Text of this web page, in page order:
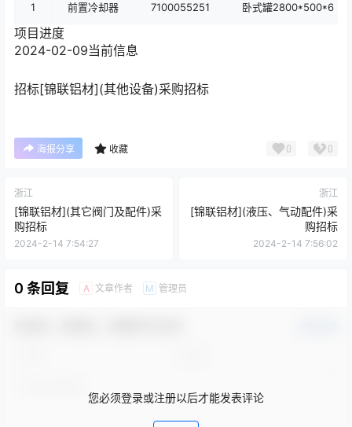
1 前置冷却器 7100055251 卧式罐2800*500*6 内
项目进度
2024-02-09当前信息
招标[锦联铝材](其他设备)采购招标
海报分享 收藏 0 0
浙江
[锦联铝材](其它阀门及配件)采
购招标
2024-2-14 7:54:27
浙江
[锦联铝材](液压、气动配件)采
购招标
2024-2-14 7:56:02
0 条回复 A 文章作者 M 管理员
您必须登录或注册以后才能发表评论